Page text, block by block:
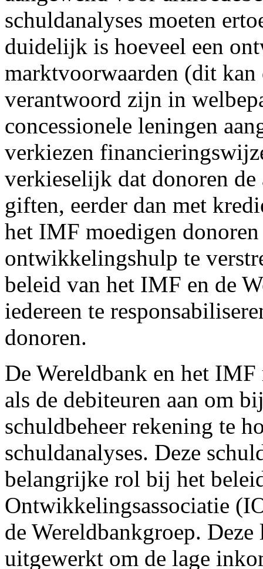
schuldanalyses moeten
duidelijk is hoeveel een
marktvoorwaarden (dit
verantwoord zijn in
concessionele leningen
verkiezen
verkieselijk dat donoren de
giften, eerder dan met
het IMF moedigen
ontwikkelingshulp te
beleid van het IMF en de
iedereen te
donoren.
De Wereldbank en het
als de debiteuren aan om
schuldbeheer rekening te
schuldanalyses. Deze
belangrijke rol bij het
Ontwikkelingsassociatie
de Wereldbankgroep. Deze
uitgewerkt om de lage